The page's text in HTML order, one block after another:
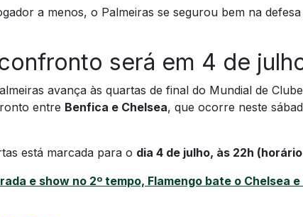
a menos, o Palmeiras se segurou bem na
será em 4 de
avança às quartas de final do Mundial de
entre Benfica e Chelsea, que ocorre neste
está marcada para o dia 4 de julho, às 22h
e show no 2º tempo, Flamengo bate o Chelsea